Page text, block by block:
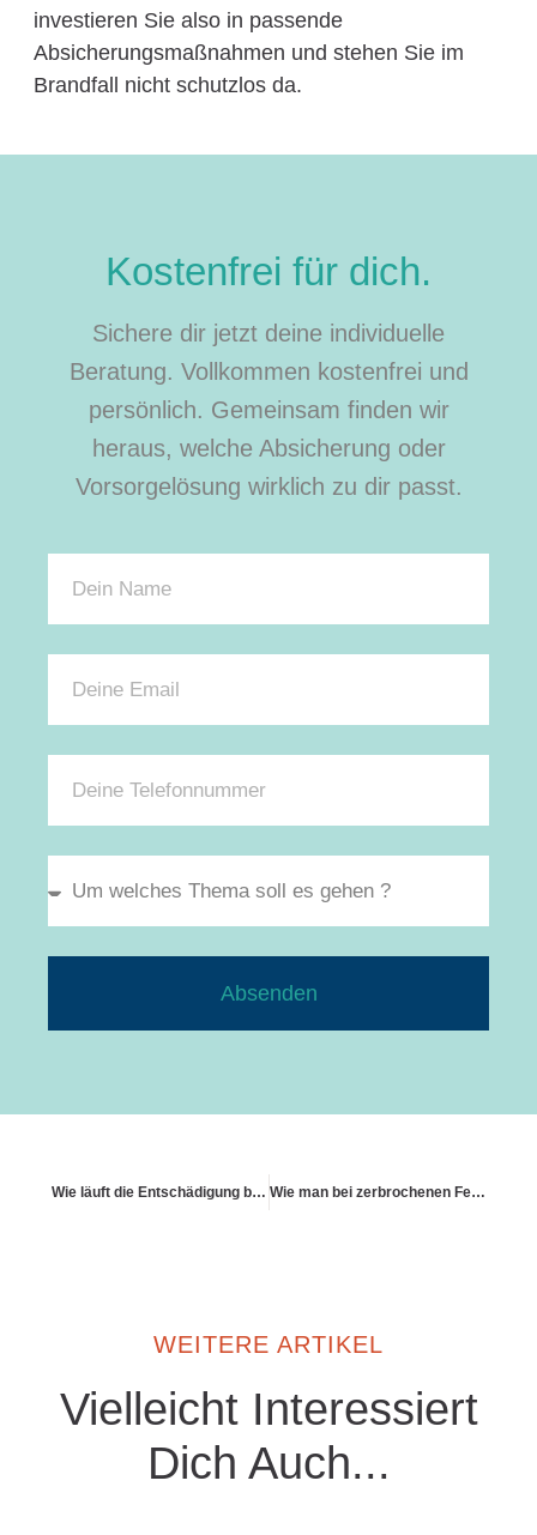
investieren Sie also in passende
Absicherungsmaßnahmen und stehen Sie im
Brandfall nicht schutzlos da.
Kostenfrei für dich.
Sichere dir jetzt deine individuelle
Beratung. Vollkommen kostenfrei und
persönlich. Gemeinsam finden wir
heraus, welche Absicherung oder
Vorsorgelösung wirklich zu dir passt.
Absenden
Wie läuft die Entschädigung bei Teilzerstörung? Wie man bei zerbrochenen Fensterscheiben vorgeht
WEITERE ARTIKEL
Vielleicht Interessiert
Dich Auch...